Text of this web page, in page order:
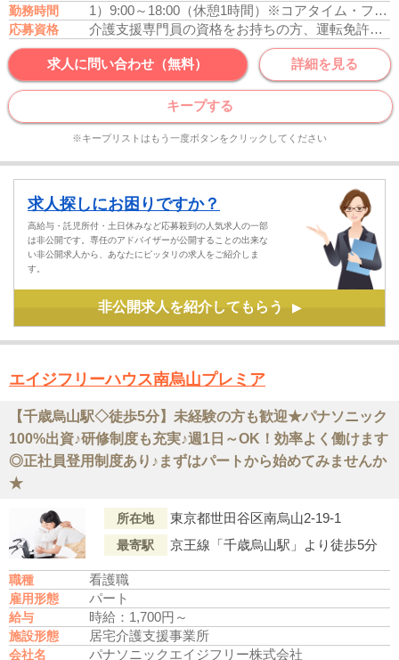
勤務時間 1）9:00～18:00（休憩1時間） ※コアタイム・フレキシブルタイムなし
応募資格 介護支援専門員の資格をお持ちの方、運転免許あれば尚可
求人に問い合わせ（無料） 詳細を見る
キープする
※キープリストはもう一度ボタンをクリックしてください
求人探しにお困りですか？
高給与・託児所付・土日休みなど応募殺到の人気求人の一部
は非公開です。専任のアドバイザーが公開することの出来な
い非公開求人から、あなたにピッタリの求人をご紹介しま
す。
非公開求人を紹介してもらう ▶
エイジフリーハウス南烏山プレミア
【千歳烏山駅◇徒歩5分】未経験の方も歓迎★パナソニック
100%出資♪研修制度も充実♪週1日～OK！効率よく働けます
◎正社員登用制度あり♪まずはパートから始めてみませんか
★
所在地 東京都世田谷区南烏山2-19-1
最寄駅 京王線「千歳烏山駅」より徒歩5分
職種 看護職
雇用形態 パート
給与 時給：1,700円～
施設形態 居宅介護支援事業所
会社名 パナソニックエイジフリー株式会社